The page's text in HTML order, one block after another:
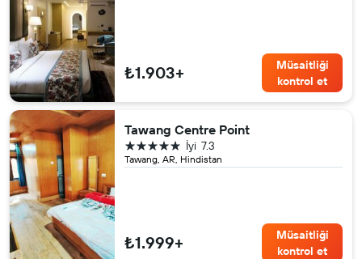
₺1.903+
Müsaitliği
kontrol et
Tawang Centre Point
Tawang, AR, Hindistan
7.3
İyi
5 yıldız
₺1.999+
Müsaitliği
kontrol et